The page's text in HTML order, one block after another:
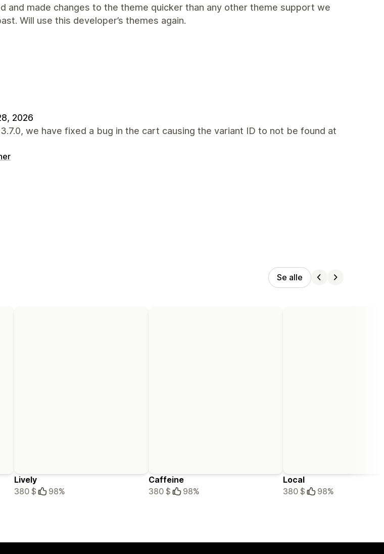
and made changes to the theme quicker than any other theme support we
Will use this developer’s themes again.
2026
we have fixed a bug in the cart causing the variant ID to not be found at
Se alle
Lively
380 $
98%
Caffeine
380 $
98%
Local
380 $
98%